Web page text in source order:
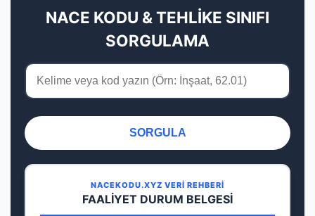
NACE KODU & TEHLİKE SINIFI
SORGULAMA
SORGULA
NACEKODU.XYZ VERİ REHBERİ
FAALİYET DURUM BELGESİ